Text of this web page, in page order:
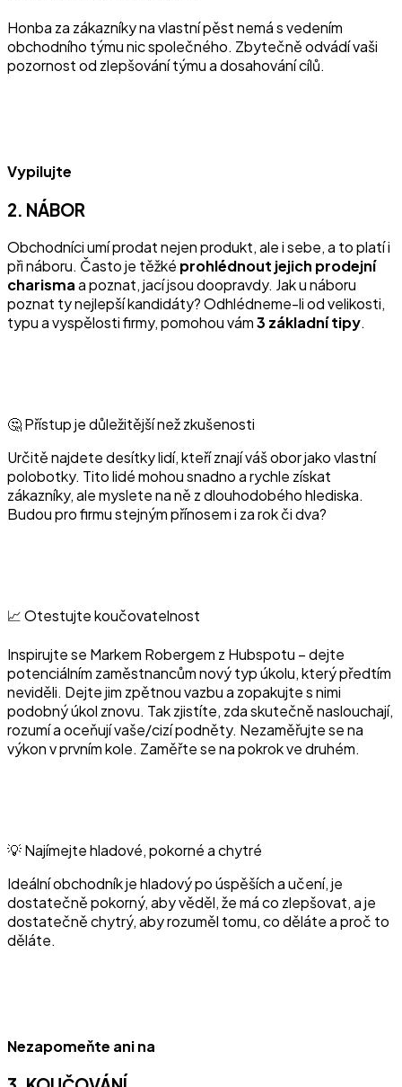
Honba za zákazníky na vlastní pěst nemá s vedením
obchodního týmu nic společného. Zbytečně odvádí vaši
pozornost od zlepšování týmu a dosahování cílů.
Vypilujte
2. NÁBOR
Obchodníci umí prodat nejen produkt, ale i sebe, a to platí i
při náboru. Často je těžké prohlédnout jejich prodejní
charismaa poznat, jací jsou doopravdy. Jak u náboru
poznat ty nejlepší kandidáty? Odhlédneme-li od velikosti,
typu a vyspělosti firmy, pomohou vám3 základní tipy.
🤔 Přístup je důležitější než zkušenosti
Určitě najdete desítky lidí, kteří znají váš obor jako vlastní
polobotky. Tito lidé mohou snadno a rychle získat
zákazníky, ale myslete na ně z dlouhodobého hlediska.
Budou pro firmu stejným přínosem i za rok či dva?
📈 Otestujte koučovatelnost
Inspirujte se Markem Robergem z Hubspotu – dejte
potenciálním zaměstnancům nový typ úkolu, který předtím
neviděli. Dejte jim zpětnou vazbu a zopakujte s nimi
podobný úkol znovu. Tak zjistíte, zda skutečně naslouchají,
rozumí a oceňují vaše/cizí podněty. Nezaměřujte se na
výkon v prvním kole. Zaměřte se na pokrok ve druhém.
💡 Najímejte hladové, pokorné a chytré
Ideální obchodník je hladový po úspěších a učení, je
dostatečně pokorný, aby věděl, že má co zlepšovat, a je
dostatečně chytrý, aby rozuměl tomu, co děláte a proč to
děláte.
Nezapomeňte ani na